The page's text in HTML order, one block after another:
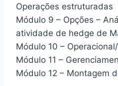
Operações estruturadas
Módulo 9 – Opções –
atividade de hedge de
Módulo 10 –
Módulo 11 –
Módulo 12 – Montagem